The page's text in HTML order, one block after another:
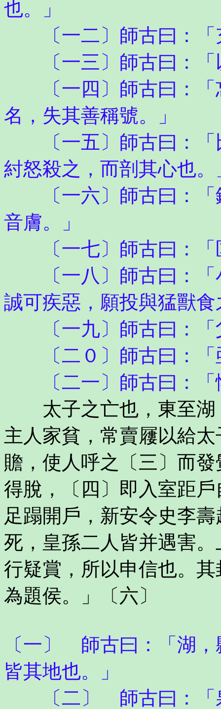
也。」
〔一二〕師古曰：「
〔一三〕師古曰：「
〔一四〕師古曰：「
名，失其善稱號。」
〔一五〕師古曰：「
紂怒殺之，而剖其心也。
〔一六〕師古曰：「
音膚。」
〔一七〕師古曰：「
〔一八〕師古曰：「
誠可疾惡，願投與猛獸
〔一九〕師古曰：「
〔二０〕師古曰：「
〔二一〕師古曰：「
太子之亡也，東至湖
主人家貧，常賣屨以給
贍，使人呼之〔三〕而
得脫，〔四〕即入室距
足蹋開戶，新安令史李
死，皇孫二人皆并遇害
行疑賞，所以申信也。
為題侯。」〔六〕
〔一〕 師古曰：「湖
皆其地也。」
〔二〕 師古曰：「泉